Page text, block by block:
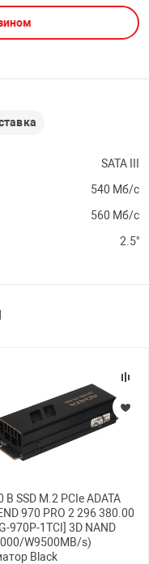
PCI АДАПТЕРЫ
USB
НАБОР ДЛЯ
CD-DVD ДИСКИ
ЛЕНТА ДЛЯ
SATA III
540 Мб/с
560 Мб/с
2.5"
B SSD M.2 PCIe ADATA
970 PRO 2 296 380.00
970P-1TCI] 3D NAND
W9500MB/s)
Black